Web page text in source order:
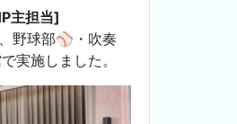
主担当]
野球部⚾・吹奏
実施しました。